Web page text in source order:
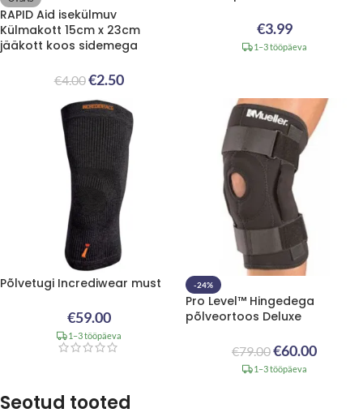
RAPID Aid isekülmuv
Külmakott 15cm x 23cm
jääkott koos sidemega
€4.00€2.50
€3.99
1–3 tööpäeva
Põlvetugi Incrediwear must
€59.00
1–3 tööpäeva
-24%
Pro Level™ Hingedega
põlveortoos Deluxe
€79.00€60.00
1–3 tööpäeva
Seotud tooted